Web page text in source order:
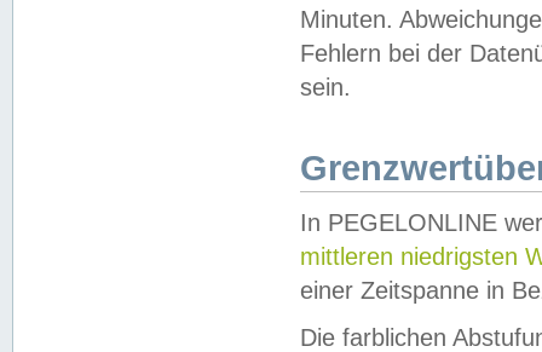
Minuten.
Fehlern bei der
sein.
In PEGELONLINE
mittleren niedrigsten
einer Zeitspanne in
Die farblichen